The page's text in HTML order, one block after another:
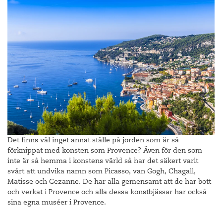
Det finns väl inget annat ställe på jorden som är så
förknippat med konsten som Provence? Även för den som
inte är så hemma i konstens värld så har det säkert varit
svårt att undvika namn som Picasso, van Gogh, Chagall,
Matisse och Cezanne. De har alla gemensamt att de har bott
och verkat i Provence och alla dessa konstbjässar har också
sina egna muséer i Provence.